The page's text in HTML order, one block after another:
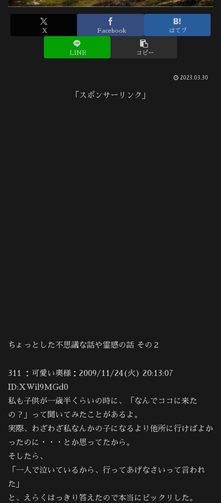
X Facebook はてブ
LINE コピー
2023.03.30
「スポンサーリンク」
ちょっとした不思議な話や霊感の話 その２
311 ：可愛い奥様：2009/11/24(火) 20:13:07
ID:XWil9MGd0
私も子供が一歳半くらいの時に、「なんでココに来た
の？」って聞いてみたことがあるよ。
実際、わざわざ私なんかの子になるより他所に行けばよか
ったのに・・・とか思ってたから。
そしたら、
「一人で泣いているから、行ってあげなさいって言われ
た」
と、えらくはっきり答えたので本当にビックリした。